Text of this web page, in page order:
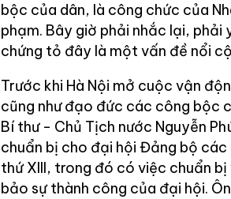
bộc của dân, là công chức của
phạm. Bây giờ phải nhắc lại, phải
chứng tỏ đây là một vấn đề nổi
Trước khi Hà Nội mở cuộc vận
cũng như đạo đức các công bộc
Bí thư - Chủ Tịch nước Nguyễn
chuẩn bị cho đại hội Đảng bộ
thứ XIII, trong đó có việc chuẩn
bảo sự thành công của đại hội.